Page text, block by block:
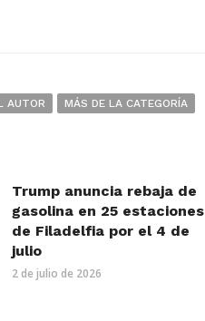
AUTOR MÁS DE LA CATEGORÍA
Trump anuncia rebaja de
gasolina en 25 estaciones
de Filadelfia por el 4 de
julio
2 de julio de 2026